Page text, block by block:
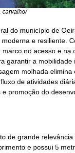
carvalho/
do município de
e resiliente.
no acesso e na
garantir a mobilidade
molhada elimina
de atividades
promoção do
de grande relevância
e possui 5